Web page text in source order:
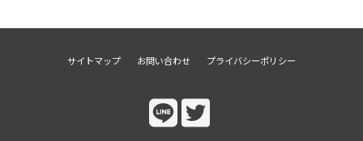
サイトマップ お問い合わせ プライバシーポリシー